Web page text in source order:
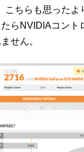
こちらも思ったよ
らNVIDIAコント
せん。